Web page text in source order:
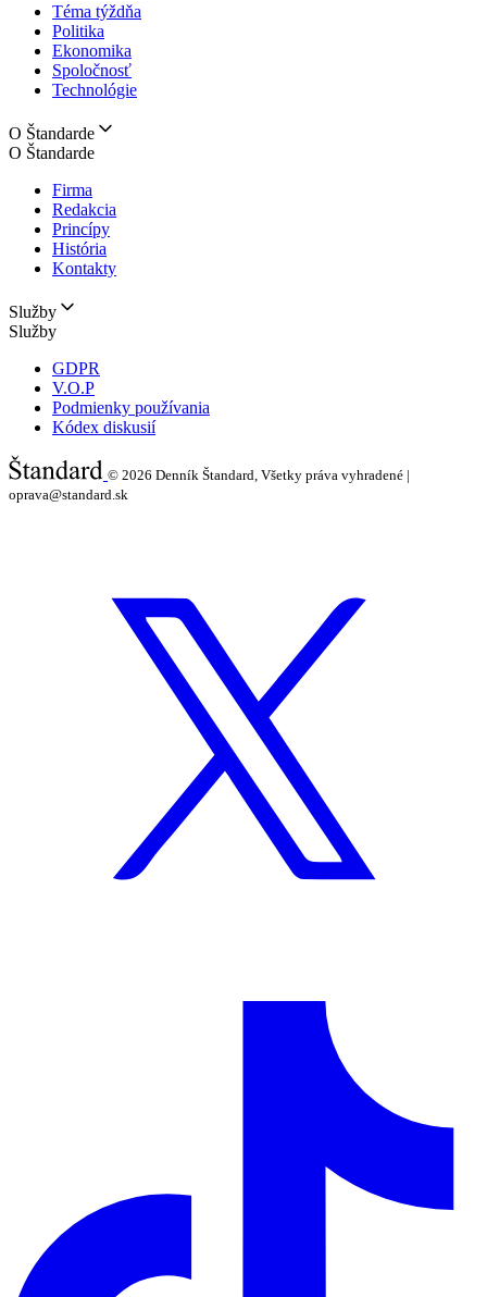
Téma týždňa
Politika
Ekonomika
Spoločnosť
Technológie
O Štandarde
O Štandarde
Firma
Redakcia
Princípy
História
Kontakty
Služby
Služby
GDPR
V.O.P
Podmienky používania
Kódex diskusií
© 2026 Denník Štandard, Všetky práva vyhradené |
oprava@standard.sk